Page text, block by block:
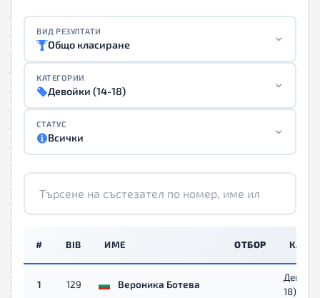
ВИД РЕЗУЛТАТИ
Общо класиране
КАТЕГОРИИ
Девойки (14-18)
СТАТУС
Всички
# BIB ИМЕ ОТБОР
1 129 Вероника Ботева
18)